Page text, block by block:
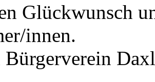
Glückwunsch
innen.
Bürgerverein